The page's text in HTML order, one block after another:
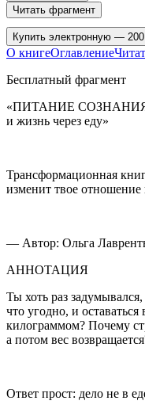
Читать фрагмент
Купить электронную —
О книгеОглавление
Бесплатный фрагмент
«ПИТАНИЕ
и жизнь через еду»
Трансформационная
изменит твое отношение
— Автор: Ольга
АННОТАЦИЯ
Ты хоть раз
что угодно, и
килограммом? Почему
а потом вес
Ответ прост: дело не в